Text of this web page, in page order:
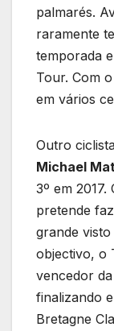
palmarés.
raramente
temporada
Tour. Com
em vários
Outro
Michael
3º em 2017.
pretende
grande
objectivo, o
vencedor
finalizando
Bretagne